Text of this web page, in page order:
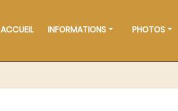
ACCUEIL INFORMATIONS PHOTOS